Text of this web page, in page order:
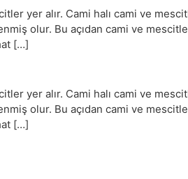
yer alır. Cami halı cami ve
olur. Bu açıdan cami ve
[…]
yer alır. Cami halı cami ve
olur. Bu açıdan cami ve
[…]